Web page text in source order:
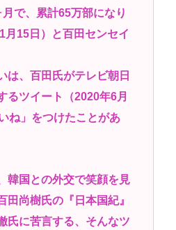
で、累計65万部になり
月15日）と百田センセイ
は、百田氏がテレビ朝日
るツイート（2020年6月
ね」をつけたことがあ
韓国との外交で笑顔を見
田尚樹氏の『日本国紀』
氏に苦言する、そんなツ